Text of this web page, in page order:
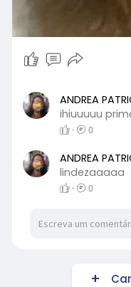
ANDREA
ihiuuuuu
· 0
ANDREA
lindezaaaaa
· 0